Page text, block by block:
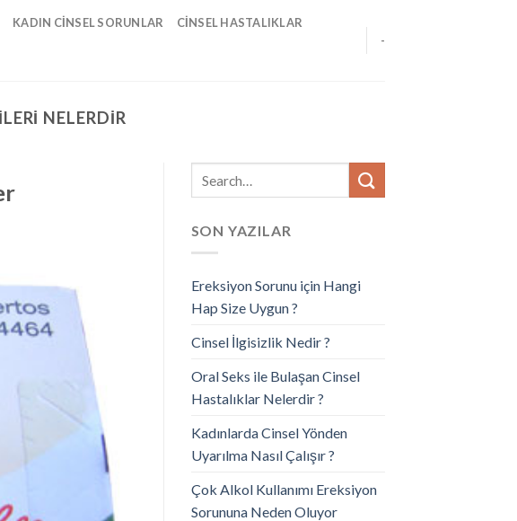
KADIN CINSEL SORUNLAR CINSEL HASTALIKLAR
-
NELERDIR
SON YAZILAR
Ereksiyon Sorunu için Hangi
Hap Size Uygun ?
Cinsel İlgisizlik Nedir ?
Oral Seks ile Bulaşan Cinsel
Hastalıklar Nelerdir ?
Kadınlarda Cinsel Yönden
Uyarılma Nasıl Çalışır ?
Çok Alkol Kullanımı Ereksiyon
Sorununa Neden Oluyor